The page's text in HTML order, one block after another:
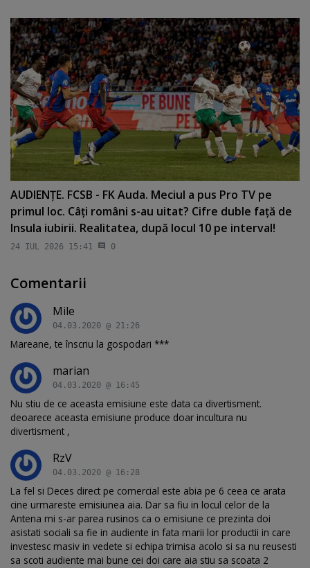
AUDIENŢE. FCSB - FK Auda. Meciul a pus Pro TV pe
primul loc. Câţi români s-au uitat? Cifre duble faţă de
Insula iubirii. Realitatea, după locul 10 pe interval!
24 IUL 2026 15:41 0
Comentarii
Mile
04.03.2020 @ 21:26
Mareane, te înscriu la gospodari ***
marian
04.03.2020 @ 16:45
Nu stiu de ce aceasta emisiune este data ca divertisment.
deoarece aceasta emisiune produce doar incultura nu
divertisment ,
RzV
04.03.2020 @ 16:28
La fel si Deces direct pe comercial este abia pe 6 ceea ce arata
cine urmareste emisiunea aia. Dar sa fiu in locul celor de la
Antena mi s-ar parea rusinos ca o emisiune ce prezinta doi
asistati sociali sa fie in audiente in fata marii lor productii in care
investesc masiv in vedete si echipa trimisa acolo si sa nu reusesti
sa scoti audiente mai bune cei doi care aia stiu sa scoata 2